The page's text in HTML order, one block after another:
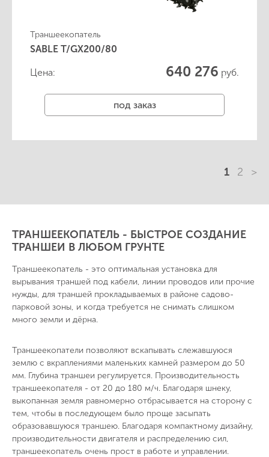
Траншеекопатель
SABLE T/GX200/80
Цена: 640 276 руб.
под заказ
1 2 >
ТРАНШЕЕКОПАТЕЛЬ - БЫСТРОЕ СОЗДАНИЕ
ТРАНШЕИ В ЛЮБОМ ГРУНТЕ
Траншеекопатель - это оптимальная установка для
вырывания траншей под кабели, линии проводов или прочие
нужды, для траншей прокладываемых в районе садово-
парковой зоны, и когда требуется не снимать слишком
много земли и дёрна.
Траншеекопатели позволяют вскапывать слежавшуюся
землю с вкраплениями маленьких камней размером до 50
мм. Глубина траншеи регулируется. Производительность
траншеекопателя - от 20 до 180 м/ч. Благодаря шнеку,
выкопанная земля равномерно отбрасывается на сторону с
тем, чтобы в последующем было проще засыпать
образовавшуюся траншею. Благодаря компактному дизайну,
производительности двигателя и распределению сил,
траншеекопатель очень прост в работе и управлении.